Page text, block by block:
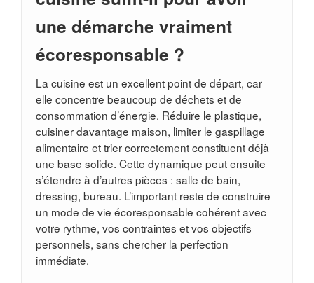
une démarche vraiment
écoresponsable ?
La cuisine est un excellent point de départ, car
elle concentre beaucoup de déchets et de
consommation d’énergie. Réduire le plastique,
cuisiner davantage maison, limiter le gaspillage
alimentaire et trier correctement constituent déjà
une base solide. Cette dynamique peut ensuite
s’étendre à d’autres pièces : salle de bain,
dressing, bureau. L’important reste de construire
un mode de vie écoresponsable cohérent avec
votre rythme, vos contraintes et vos objectifs
personnels, sans chercher la perfection
immédiate.